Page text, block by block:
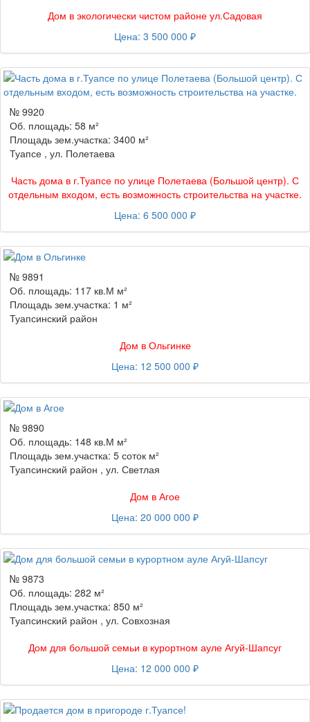
Дом в экологически чистом районе ул.Садовая
Цена: 3 500 000 ₽
№ 9920
Об. площадь: 58 м²
Площадь зем.участка: 3400 м²
Туапсе , ул. Полетаева
Часть дома в г.Туапсе по улице Полетаева (Большой центр). С
отдельным входом, есть возможность строительства на участке.
Цена: 6 500 000 ₽
№ 9891
Об. площадь: 117 кв.М м²
Площадь зем.участка: 1 м²
Туапсинский район
Дом в Ольгинке
Цена: 12 500 000 ₽
№ 9890
Об. площадь: 148 кв.М м²
Площадь зем.участка: 5 соток м²
Туапсинский район , ул. Светлая
Дом в Агое
Цена: 20 000 000 ₽
№ 9873
Об. площадь: 282 м²
Площадь зем.участка: 850 м²
Туапсинский район , ул. Совхозная
Дом для большой семьи в курортном ауле Агуй-Шапсуг
Цена: 12 000 000 ₽